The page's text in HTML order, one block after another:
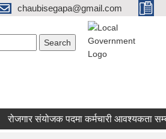
chaubisegapa@gmail.com
रोजगार संयोजक पदमा कर्मचारी आवश्यकता